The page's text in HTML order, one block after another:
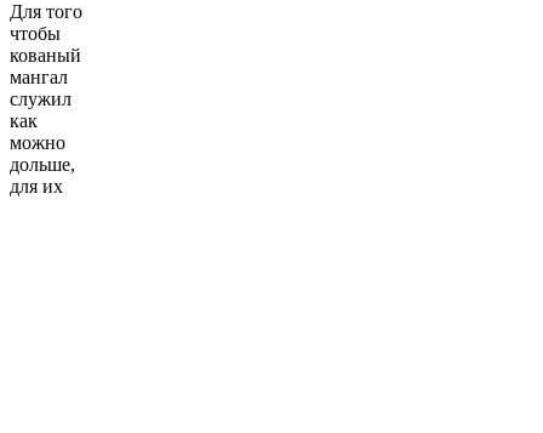
Для того
чтобы
кованый
мангал
служил
как
можно
дольше,
для их